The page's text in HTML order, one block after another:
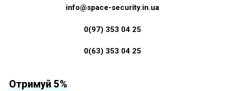
info@space-security.in.ua
0(97) 353 04 25
0(63) 353 04 25
Отримуй 5%